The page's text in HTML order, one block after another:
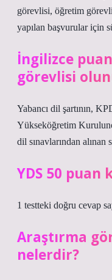
görevlisi, öğretim
yapılan başvurular için
İngilizce
görevlisi
Yabancı dil şartının,
Yükseköğretim
dil sınavlarından alınan
YDS 50 puan
1 testteki doğru cevap
Araştırma
nelerdir?